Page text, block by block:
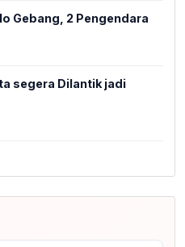
Gebang, 2 Pengendara
segera Dilantik jadi